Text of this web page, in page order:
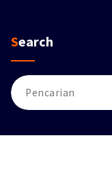
Search
Pencarian
untuk: